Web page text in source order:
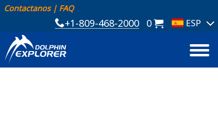
Contactanos| FAQ
+1-809-468-2000 0